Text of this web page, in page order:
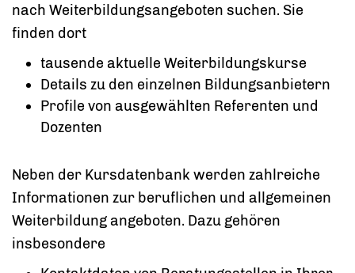
nach Weiterbildungsangeboten suchen. Sie
finden dort
tausende aktuelle Weiterbildungskurse
Details zu den einzelnen Bildungsanbietern
Profile von ausgewählten Referenten und
Dozenten
Neben der Kursdatenbank werden zahlreiche
Informationen zur beruflichen und allgemeinen
Weiterbildung angeboten. Dazu gehören
insbesondere